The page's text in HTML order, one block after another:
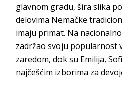
glavnom gradu, šira slika
delovima Nemačke
imaju primat. Na
zadržao svoju popularnost
zaredom, dok su Emilija,
najčešćim izborima za